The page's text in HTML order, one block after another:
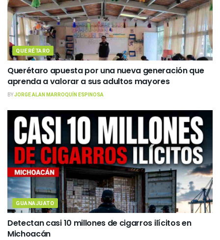
QUERÉTARO
Querétaro apuesta por una nueva generación que
aprenda a valorar a sus adultos mayores
BYJORGE ALAN MARROQUÍN ESPINOSA
GUANAJUATO
Detectan casi 10 millones de cigarros ilícitos en
Michoacán